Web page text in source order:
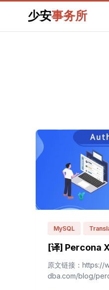
少安事务所
MySQL
[译] Percona
原文链接：https://
dba.com/blog/